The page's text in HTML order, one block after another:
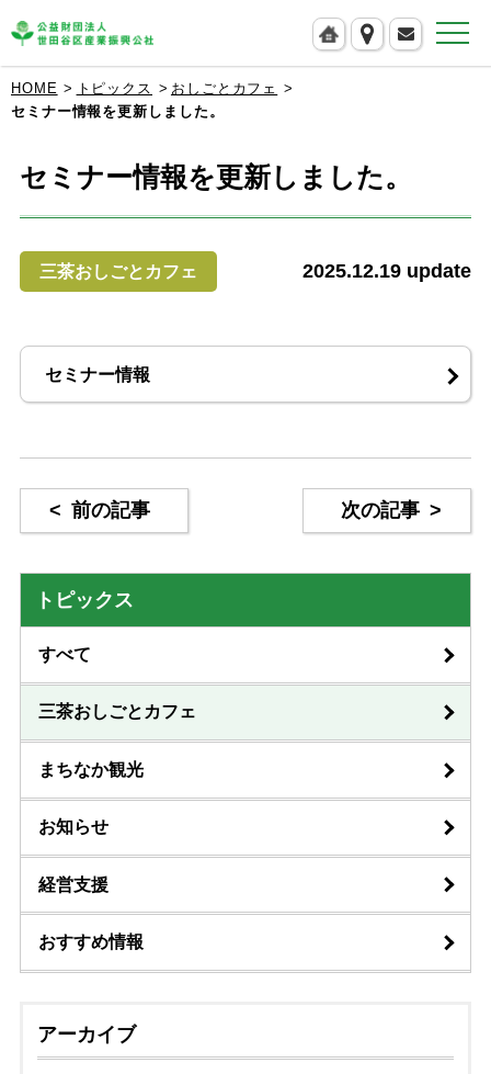
HOME トピックス
おしごとカフェ
セミナー情報を更新しました。
セミナー情報を更新しました。
三茶おしごとカフェ 2025.12.19 update
セミナー情報
< 前の記事 次の記事 >
トピックス
すべて
三茶おしごとカフェ
まちなか観光
お知らせ
経営支援
おすすめ情報
アーカイブ